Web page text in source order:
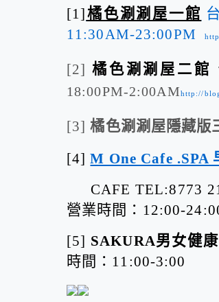
[1]橘色涮涮屋一館
11:30AM-23:00PM
[2]橘色涮涮屋二館
18:00PM-2:00AMhttp://
[3]橘色涮涮屋隱藏版
[4]M One Cafe .SPA
CAFE TEL:8773
營業時間：12:00-
[5] SAKURA男女健
時間：11:00-3:00